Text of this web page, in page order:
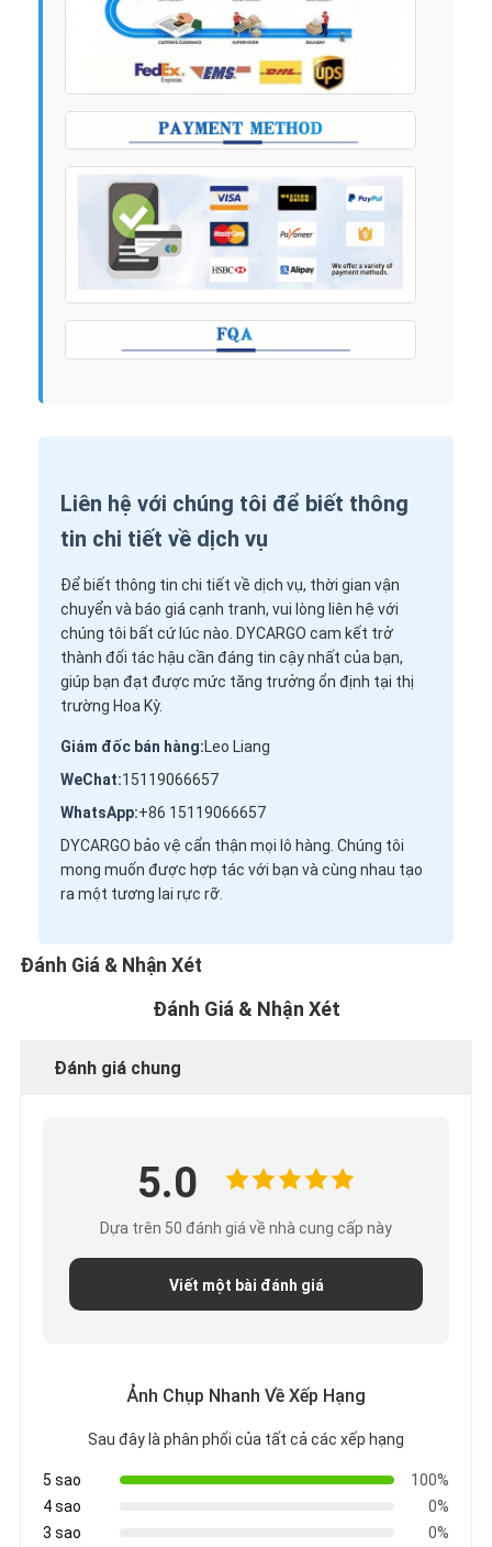
Liên hệ với chúng tôi để biết thông
tin chi tiết về dịch vụ
Để biết thông tin chi tiết về dịch vụ, thời gian vận
chuyển và báo giá cạnh tranh, vui lòng liên hệ với
chúng tôi bất cứ lúc nào. DYCARGO cam kết trở
thành đối tác hậu cần đáng tin cậy nhất của bạn,
giúp bạn đạt được mức tăng trưởng ổn định tại thị
trường Hoa Kỳ.
Giám đốc bán hàng:Leo Liang
WeChat:15119066657
WhatsApp:+86 15119066657
DYCARGO bảo vệ cẩn thận mọi lô hàng. Chúng tôi
mong muốn được hợp tác với bạn và cùng nhau tạo
ra một tương lai rực rỡ.
Đánh Giá & Nhận Xét
Đánh Giá & Nhận Xét
Đánh giá chung
5.0
Dựa trên 50 đánh giá về nhà cung cấp này
Viết một bài đánh giá
Ảnh Chụp Nhanh Về Xếp Hạng
Sau đây là phân phối của tất cả các xếp hạng
5 sao
100%
4 sao
0%
3 sao
0%